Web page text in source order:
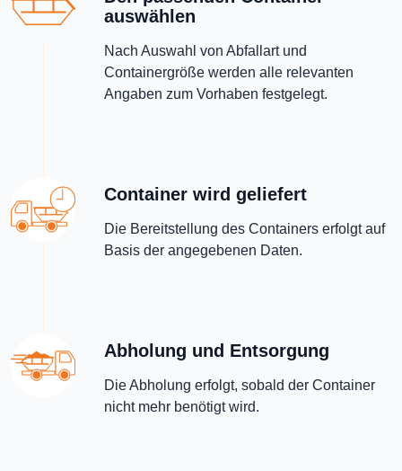
auswählen
Nach Auswahl von Abfallart und
Containergröße werden alle relevanten
Angaben zum Vorhaben festgelegt.
Container wird geliefert
Die Bereitstellung des Containers erfolgt auf
Basis der angegebenen Daten.
Abholung und Entsorgung
Die Abholung erfolgt, sobald der Container
nicht mehr benötigt wird.